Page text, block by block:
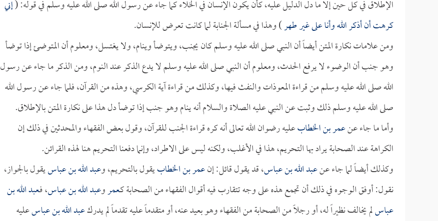
الإطلاق في كل حين إلا ما دل الدليل عليه، كأن يكون الإنسان في الخلاء كما جاء عن رسول الله صلى الله عليه وسلم في قوله: (إني
كرهت أن أذكر الله وأنا على غير طهر) وهذا في مسألة الجنابة لما كانت تعرض للإنسان.
ومن علامات نكارة المتن أيضاً أن النبي صلى الله عليه وسلم كان يجنب، ويتوضأ وينام، ولا يغتسل، ومعلوم أن المتوضئ إذا توضأ
وهو جنب أن الوضوء لا يرفع الحدث، ومعلوم أن النبي صلى الله عليه وسلم لا يدع الذكر عند النوم، ومن الذكر ما جاء عن رسول
الله صلى الله عليه وسلم من قراءة المعوذات والنفث فيها، وكذلك من قراءة آية الكرسي، وهذه من القرآن، فلما جاء عن رسول الله
صلى الله عليه وسلم ذلك وثبت عن النبي عليه الصلاة والسلام أنه ينام وهو جنب إذا توضأ دل هذا على نكارة المتن بالإطلاق.
وأما ما جاء عنعمر بن الخطابعليه رضوان الله تعالى أنه كره قراءة الجنب للقرآن، وقول بعض الفقهاء والمحدثين في ذلك إن
الكراهة عند الصحابة يراد بها التحريم، هذا في الأغلب، ولكنه ليس على الاطراد، وإنما دفعنا التحريم هنا لهذه القرائن.
وكذلك أيضاً لما جاء عنعبد الله بن عباس، قد يقول قائل: إنعمر بن الخطابيقول بالتحريم، وعبد الله بن عباسيقول بالجواز،
نقول: أوفق الوجوه في ذلك أن تجمع هذه على وجه تتقارب فيه أقوال الفقهاء من الصحابة كـعمروعبد الله بن عباس، فـعبد الله بن
عباسلم يخالف نظيراً له، أو رجلاً من الصحابة من الفقهاء وهو بعيد عنه، أو متقدماً عليه تقدماً لم يدركعبد الله بن عباسعليه